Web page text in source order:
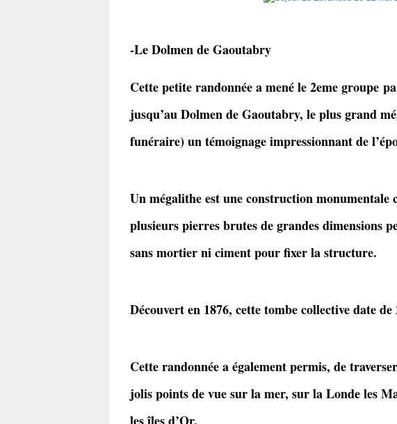
-Le Dolmen de Gaoutabry
Cette petite randonnée a mené le 2eme groupe
jusqu’au Dolmen de Gaoutabry, le plus grand
funéraire) un témoignage impressionnant de
Un mégalithe est une construction monumentale
plusieurs pierres brutes de grandes dimensions
sans mortier ni ciment pour fixer la structure.
Découvert en 1876, cette tombe collective date de
Cette randonnée a également permis, de
jolis points de vue sur la mer, sur la Londe les